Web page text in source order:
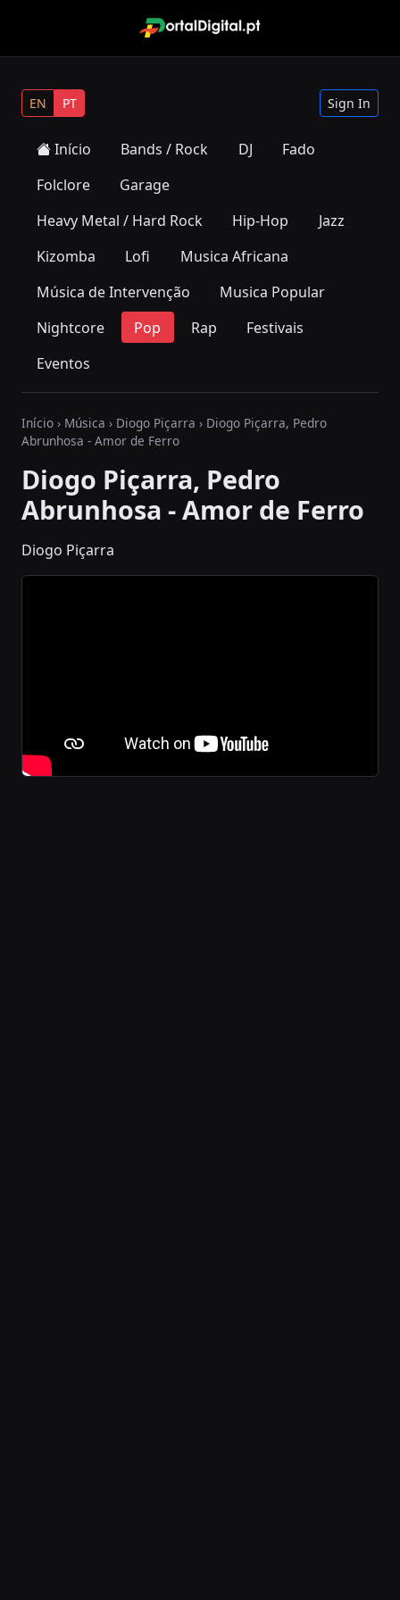
EN PT Sign In
Início Bands / Rock DJ
Fado
Folclore
Garage
Heavy Metal / Hard Rock
Hip-Hop
Jazz
Kizomba
Lofi
Musica Africana
Música de Intervenção
Musica Popular
Nightcore
Pop Rap
Festivais
Eventos
Início › Música › Diogo Piçarra › Diogo Piçarra, Pedro
Abrunhosa - Amor de Ferro
Diogo Piçarra, Pedro
Abrunhosa - Amor de Ferro
Diogo Piçarra